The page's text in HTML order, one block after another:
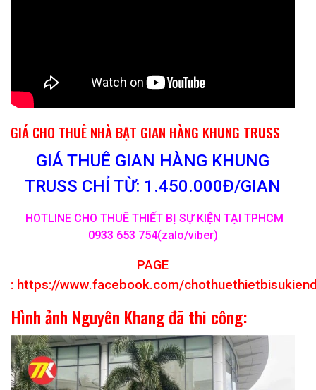
GIÁ CHO THUÊ NHÀ BẠT GIAN HÀNG KHUNG TRUSS
GIÁ THUÊ GIAN HÀNG KHUNG
TRUSS CHỈ TỪ: 1.450.000Đ/GIAN
HOTLINE CHO THUÊ THIẾT BỊ SỰ KIỆN TẠI TPHCM
0933 653 754(zalo/viber)
PAGE
: https://www.facebook.com/
Hình ảnh Nguyên Khang đã thi công: